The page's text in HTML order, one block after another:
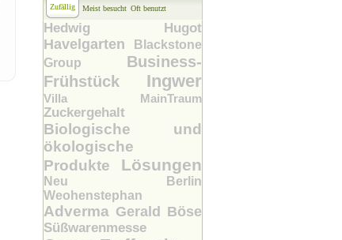
Zufällig Meist besucht Oft benutzt
Hedwig Hugot
Havelgarten
Blackstone
Group Business-
Frühstück Ingwer
Villa MainTraum
Zuckergehalt
Biologische und
ökologische
Produkte Lösungen
Neu Berlin
Weohenstephan
Adverma Gerald Böse
Süßwarenmesse